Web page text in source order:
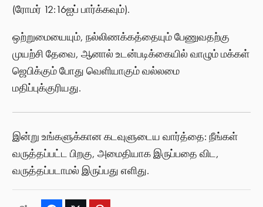
(ரோமர் 12:16ஐப் பார்க்கவும்).
ஒற்றுமையையும், நல்லிணக்கத்தையும் பேணுவதற்கு
முயற்சி தேவை, ஆனால் உடன்படிக்கையில் வாழும் மக்கள்
ஜெபிக்கும் போது வெளியாகும் வல்லமை
மதிப்புக்குரியது.
இன்று உங்களுக்கான கடவுளுடைய வார்த்தை: நீங்கள்
வருத்தப்பட்ட பிறகு, அமைதியாக இருப்பதை விட,
வருத்தப்படாமல் இருப்பது எளிது.